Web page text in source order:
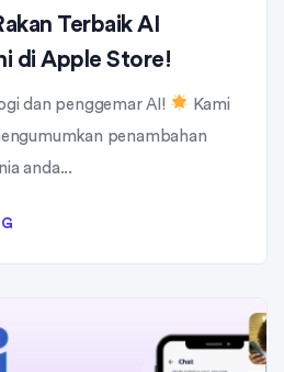
Terbaik AI
di Apple Store!
dan penggemar AI!
Kami
penambahan
anda...